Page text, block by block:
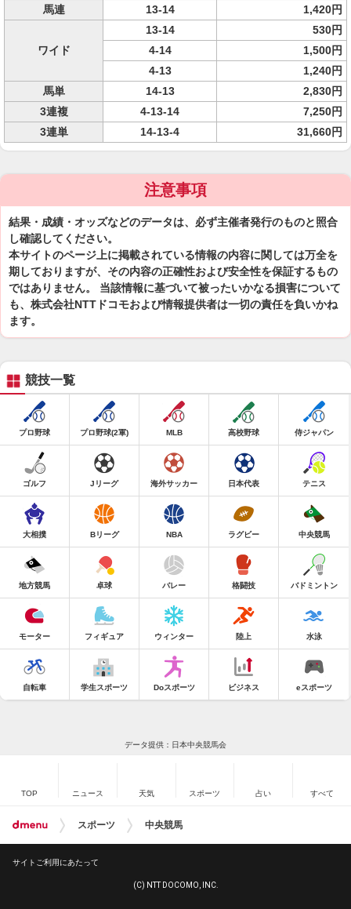
馬連
13-14 1,420円
ワイド
13-14
530円
4-14
1,500円
4-13
1,240円
馬単
14-13
2,830円
3連複
4-13-14
7,250円
3連単
14-13-4 31,660円
注意事項
結果・成績・オッズなどのデータは、必ず主催者発行のものと照合
し確認してください。
本サイトのページ上に掲載されている情報の内容に関しては万全を
期しておりますが、その内容の正確性および安全性を保証するもの
ではありません。 当該情報に基づいて被ったいかなる損害について
も、株式会社NTTドコモおよび情報提供者は一切の責任を負いかね
ます。
競技一覧
プロ野球 プロ野球(2軍) MLB 高校野球 侍ジャパン
ゴルフ Jリーグ 海外サッカー 日本代表 テニス
大相撲 Bリーグ NBA ラグビー 中央競馬
地方競馬 卓球 バレー 格闘技 バドミントン
モーター フィギュア ウィンター 陸上 水泳
自転車 学生スポーツ Doスポーツ ビジネス eスポーツ
データ提供：日本中央競馬会
TOP ニュース 天気 スポーツ 占い すべて
スポーツ 中央競馬
サイトご利用にあたって
(C) NTT DOCOMO, INC.